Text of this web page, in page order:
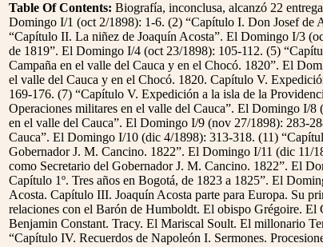
Table Of Contents: Biografía, inconclusa, alcanzó 22
Domingo I/1 (oct 2/1898): 1-6. (2) “Capítulo I. Don Josef
“Capítulo II. La niñez de Joaquín Acosta”. El Domingo I/3
de 1819”. El Domingo I/4 (oct 23/1898): 105-112. (5)
Campaña en el valle del Cauca y en el Chocó. 1820”. El
el valle del Cauca y en el Chocó. 1820. Capítulo V.
169-176. (7) “Capítulo V. Expedición a la isla de la
Operaciones militares en el valle del Cauca”. El Domingo I/
en el valle del Cauca”. El Domingo I/9 (nov 27/1898): 283-
Cauca”. El Domingo I/10 (dic 4/1898): 313-318. (11)
Gobernador J. M. Cancino. 1822”. El Domingo I/11 (dic 11/
como Secretario del Gobernador J. M. Cancino. 1822”. El
Capítulo 1º. Tres años en Bogotá, de 1823 a 1825”. El
Acosta. Capítulo III. Joaquín Acosta parte para Europa. Su
relaciones con el Barón de Humboldt. El obispo Grégoire.
Benjamin Constant. Tracy. El Mariscal Soult. El millonario
“Capítulo IV. Recuerdos de Napoleón I. Sermones.